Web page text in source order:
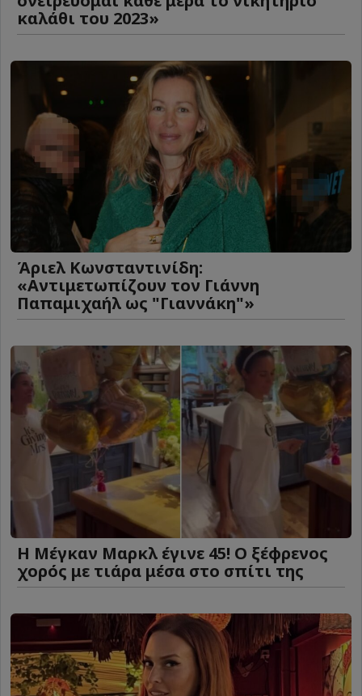
καλάθι του 2023»
Άριελ Κωνσταντινίδη:
«Αντιμετωπίζουν τον Γιάννη
Παπαμιχαήλ ως "Γιαννάκη"»
Η Μέγκαν Μαρκλ έγινε 45! Ο ξέφρενος
χορός με τιάρα μέσα στο σπίτι της